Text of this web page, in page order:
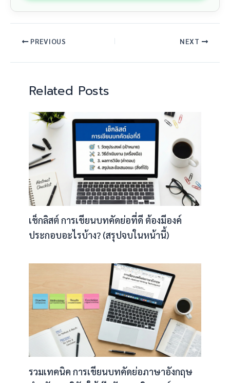
PREVIOUS NEXT
Related Posts
เช็กลิสต์ การเขียนบทคัดย่อที่ดี ต้องมีองค์
ประกอบอะไรบ้าง? (สรุปจบในหน้านี้)
รวมเทคนิค การเขียนบทคัดย่อภาษาอังกฤษ